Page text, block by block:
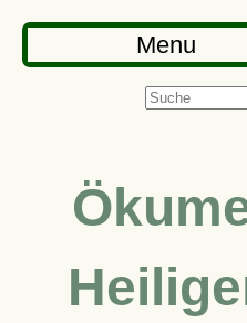
Menu